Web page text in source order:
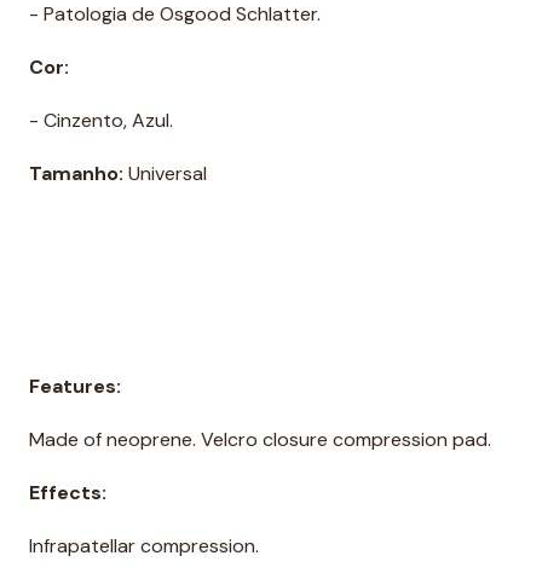
- Patologia de Osgood Schlatter.
Cor:
- Cinzento, Azul.
Tamanho: Universal
Features:
Made of neoprene. Velcro closure compression pad.
Effects:
Infrapatellar compression.